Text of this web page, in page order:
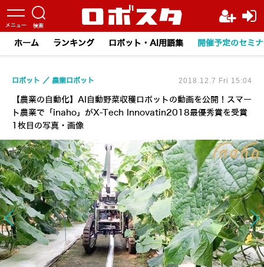
ホーム ランキング ロボット・AI用語集 開催予定のセミ
【農業の自動化】AI自動野菜収穫ロボットの動画を公開！スマー
ト農業で「inaho」がX-Tech Innovatin2018最優秀賞を受賞
1枚目の写真・画像
ロボット 農業ロボット 2018.12.7 Fri 15:04